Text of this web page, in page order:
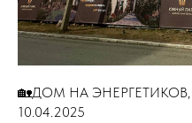
🏡ДОМ НА ЭНЕРГЕТИКОВ,
10.04.2025